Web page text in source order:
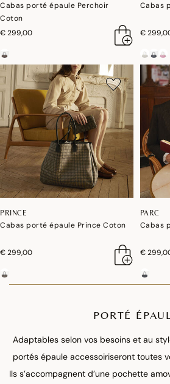
Cabas porté épaule Perchoir
Coton
€ 299,00
Cabas
€
PRINCE
Cabas porté épaule Prince Coton
€ 299,00
PARC
Cabas
€
PORTÉ
Adaptables selon vos besoins et au
portés épaule accessoiriseront toutes
Ils s’accompagnent d’une pochette